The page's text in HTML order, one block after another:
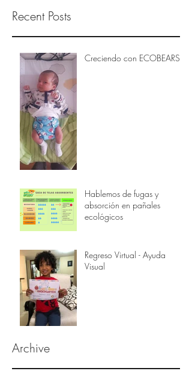
Recent Posts
Creciendo con ECOBEARS
Hablemos de fugas y
absorción en pañales
ecológicos
Regreso Virtual - Ayuda
Visual
Archive